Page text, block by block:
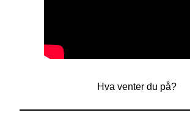
Hva venter du på?